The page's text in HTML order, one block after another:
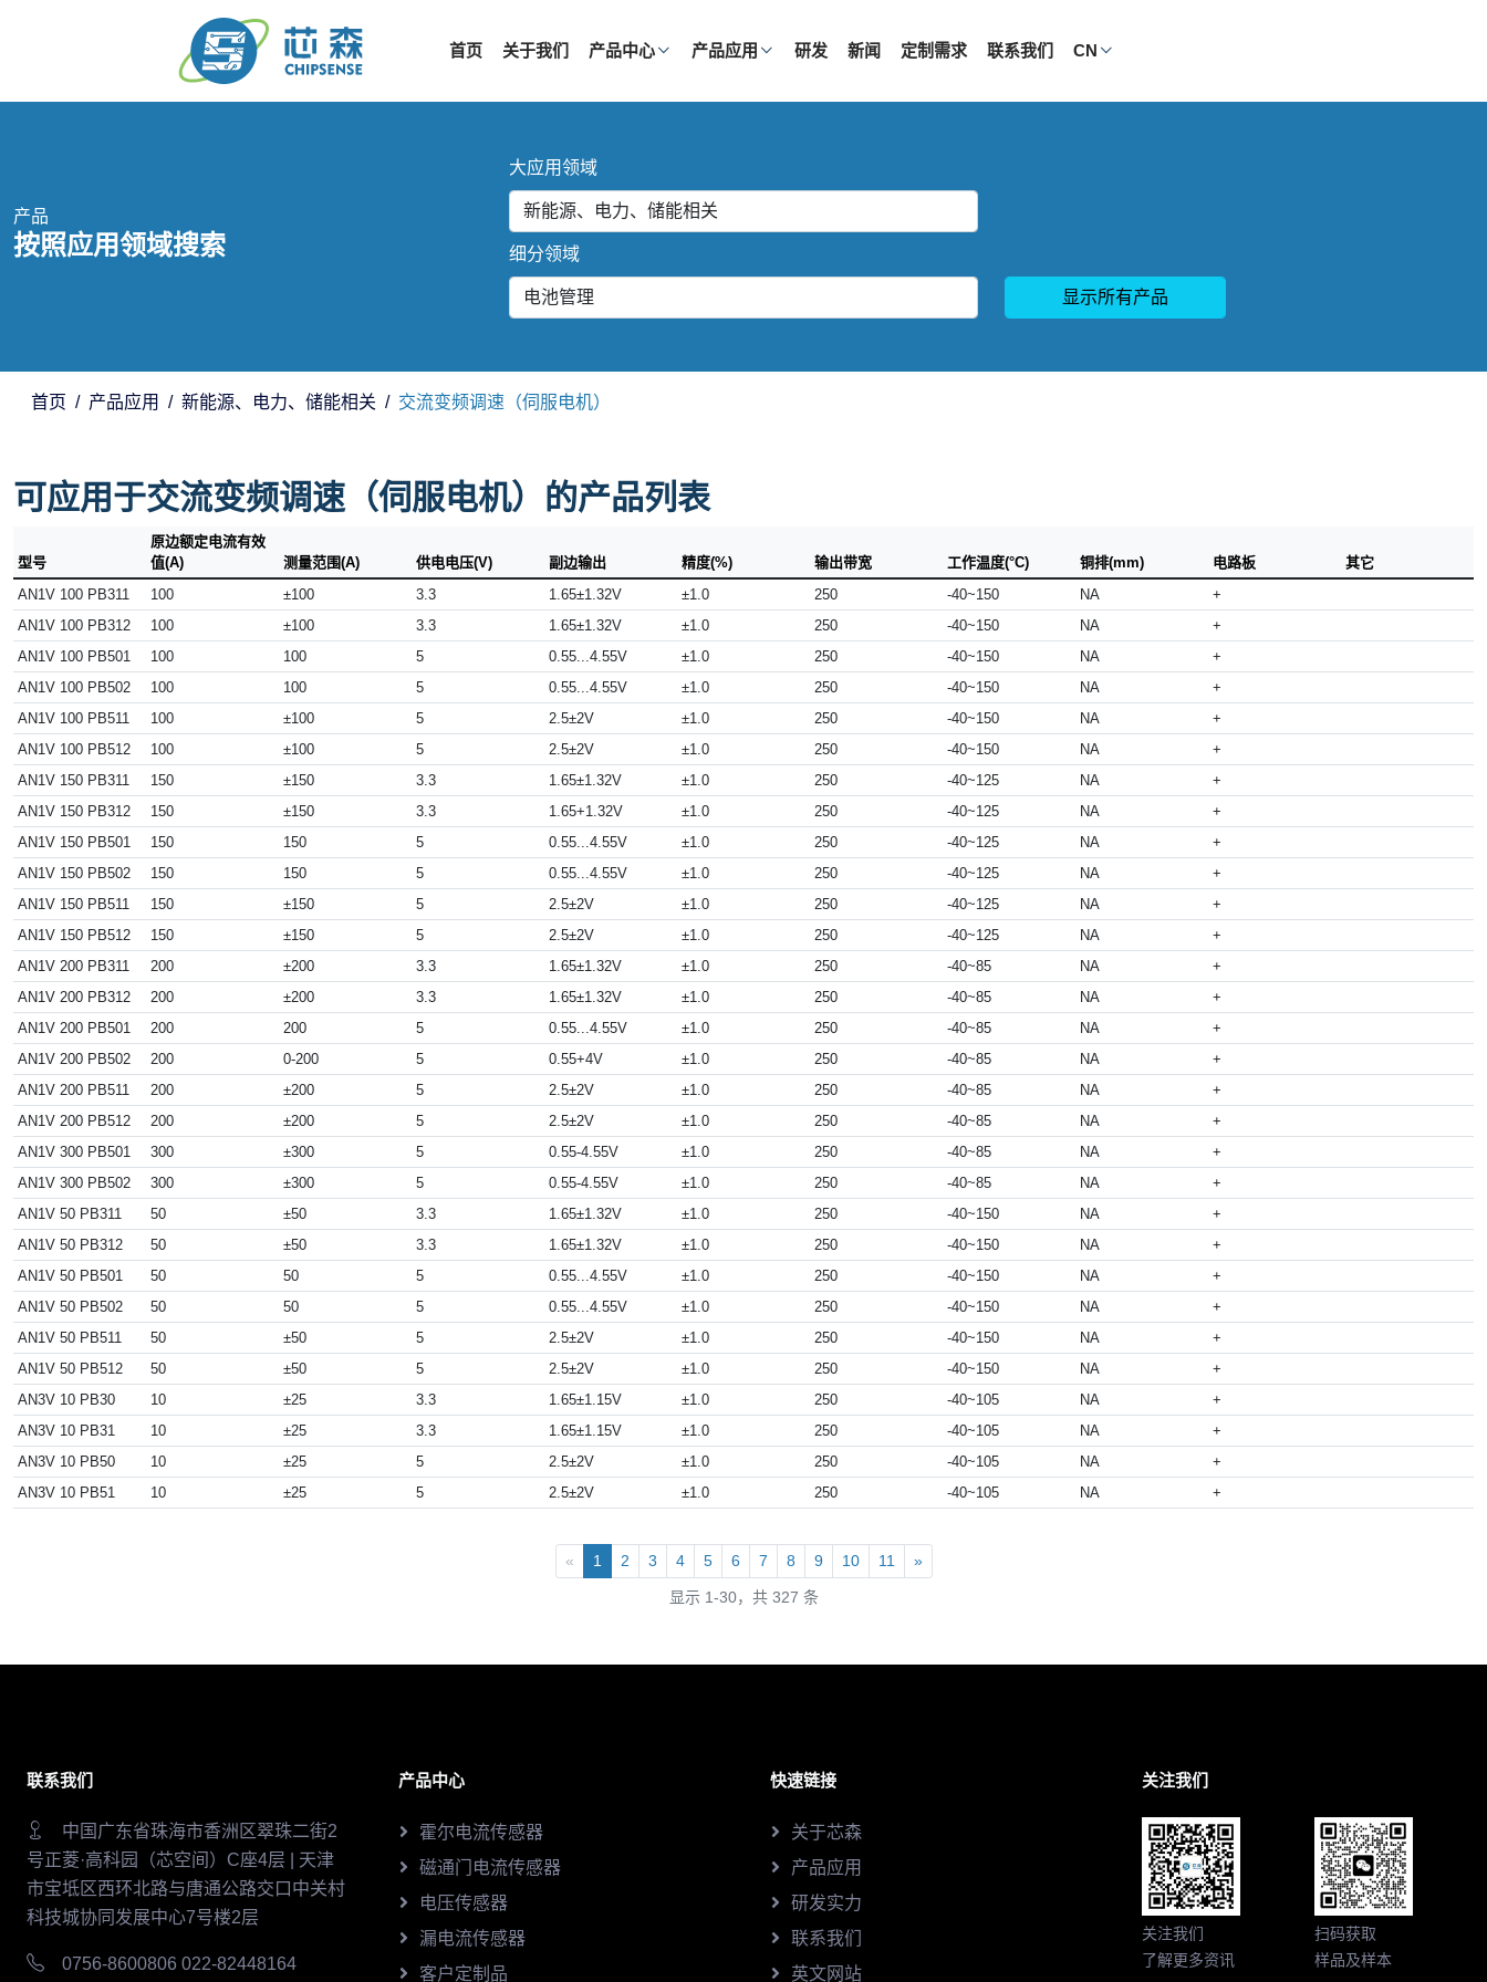
首页 关于我们 产品中心 产品应用 研发 新闻 定制需求 联系我们 CN
产品
按照应用领域搜索
大应用领域
细分领域
显示所有产品
首页 产品应用 新能源、电力、储能相关 交流变频调速（伺服电机）
可应用于交流变频调速（伺服电机）的产品列表
型号
原边额定电流有效
值(A)
测量范围(A) 供电电压(V) 副边输出 精度(%) 输出带宽 工作温度(°C) 铜排(mm) 电路板
其它
AN1V 100 PB311
100 ±100 3.3 1.65±1.32V ±1.0 250 -40~150 NA
+
AN1V 100 PB312
100 ±100 3.3 1.65±1.32V ±1.0 250 -40~150 NA
+
AN1V 100 PB501
100 100 5 0.55...4.55V ±1.0 250 -40~150 NA
+
AN1V 100 PB502
100 100 5 0.55...4.55V ±1.0 250 -40~150 NA
+
AN1V 100 PB511
100 ±100 5 2.5±2V ±1.0 250 -40~150 NA
+
AN1V 100 PB512
100 ±100 5 2.5±2V ±1.0 250 -40~150 NA
+
AN1V 150 PB311
150 ±150 3.3 1.65±1.32V ±1.0 250 -40~125 NA
+
AN1V 150 PB312
150 ±150 3.3 1.65+1.32V ±1.0 250 -40~125 NA
+
AN1V 150 PB501
150 150 5 0.55...4.55V ±1.0 250 -40~125 NA
+
AN1V 150 PB502
150 150 5 0.55...4.55V ±1.0 250 -40~125 NA
+
AN1V 150 PB511
150 ±150 5 2.5±2V ±1.0 250 -40~125 NA
+
AN1V 150 PB512
150 ±150 5 2.5±2V ±1.0 250 -40~125 NA
+
AN1V 200 PB311
200 ±200 3.3 1.65±1.32V ±1.0 250 -40~85 NA
+
AN1V 200 PB312
200 ±200 3.3 1.65±1.32V ±1.0 250 -40~85 NA
+
AN1V 200 PB501
200 200 5 0.55...4.55V ±1.0 250 -40~85 NA
+
AN1V 200 PB502
200 0-200 5 0.55+4V ±1.0 250 -40~85 NA
+
AN1V 200 PB511
200 ±200 5 2.5±2V ±1.0 250 -40~85 NA
+
AN1V 200 PB512
200 ±200 5 2.5±2V ±1.0 250 -40~85 NA
+
AN1V 300 PB501
300 ±300 5 0.55-4.55V ±1.0 250 -40~85 NA
+
AN1V 300 PB502
300 ±300 5 0.55-4.55V ±1.0 250 -40~85 NA
+
AN1V 50 PB311
50 ±50 3.3 1.65±1.32V ±1.0 250 -40~150 NA
+
AN1V 50 PB312
50 ±50 3.3 1.65±1.32V ±1.0 250 -40~150 NA
+
AN1V 50 PB501
50 50 5 0.55...4.55V ±1.0 250 -40~150 NA
+
AN1V 50 PB502
50 50 5 0.55...4.55V ±1.0 250 -40~150 NA
+
AN1V 50 PB511
50 ±50 5 2.5±2V ±1.0 250 -40~150 NA
+
AN1V 50 PB512
50 ±50 5 2.5±2V ±1.0 250 -40~150 NA
+
AN3V 10 PB30
10 ±25 3.3 1.65±1.15V ±1.0 250 -40~105 NA
+
AN3V 10 PB31
10 ±25 3.3 1.65±1.15V ±1.0 250 -40~105 NA
+
AN3V 10 PB50
10 ±25 5 2.5±2V ±1.0 250 -40~105 NA
+
AN3V 10 PB51
10 ±25 5 2.5±2V ±1.0 250 -40~105 NA +
« 1 2 3 4 5 6 7 8 9 10 11 »
显示 1-30，共 327 条
联系我们
中国广东省珠海市香洲区翠珠二街2
号正菱·高科园（芯空间）C座4层 | 天津
市宝坻区西环北路与唐通公路交口中关村
科技城协同发展中心7号楼2层
0756-8600806 022-82448164
产品中心
霍尔电流传感器
磁通门电流传感器
电压传感器
漏电流传感器
客户定制品
快速链接
关于芯森
产品应用
研发实力
联系我们
英文网站
关注我们
关注我们
了解更多资讯
扫码获取
样品及样本